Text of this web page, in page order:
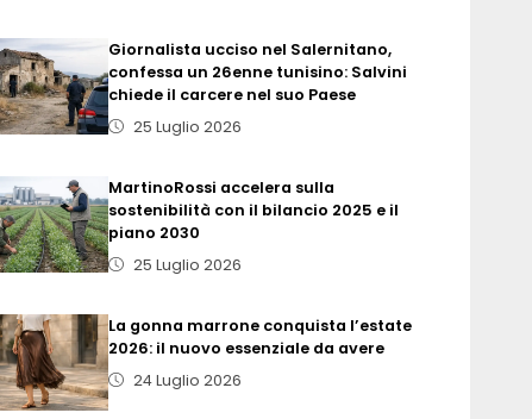
Giornalista ucciso nel Salernitano,
confessa un 26enne tunisino: Salvini
chiede il carcere nel suo Paese
25 Luglio 2026
MartinoRossi accelera sulla
sostenibilità con il bilancio 2025 e il
piano 2030
25 Luglio 2026
La gonna marrone conquista l’estate
2026: il nuovo essenziale da avere
24 Luglio 2026